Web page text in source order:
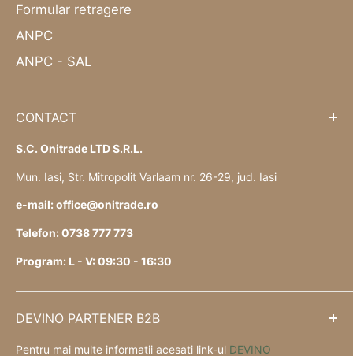
Formular retragere
ANPC
ANPC - SAL
CONTACT
S.C. Onitrade LTD S.R.L.
Mun. Iasi, Str. Mitropolit Varlaam nr. 26-29, jud. Iasi
e-mail: office@onitrade.ro
Telefon: 0738 777 773
Program: L - V: 09:30 - 16:30
DEVINO PARTENER B2B
Pentru mai multe informatii acesati link-ul DEVINO